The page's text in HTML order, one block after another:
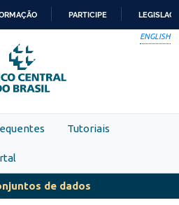
PARA
O
CONTEÚDO
PARTICIPE
ENGLISH
Tutoriais
de dados